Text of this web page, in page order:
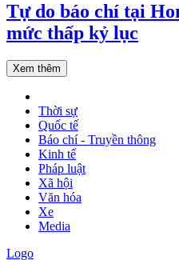
Tự do báo chí tại
mức thấp kỷ lục
Xem thêm
Thời sự
Quốc tế
Báo chí - Truyền thông
Kinh tế
Pháp luật
Xã hội
Văn hóa
Xe
Media
Logo